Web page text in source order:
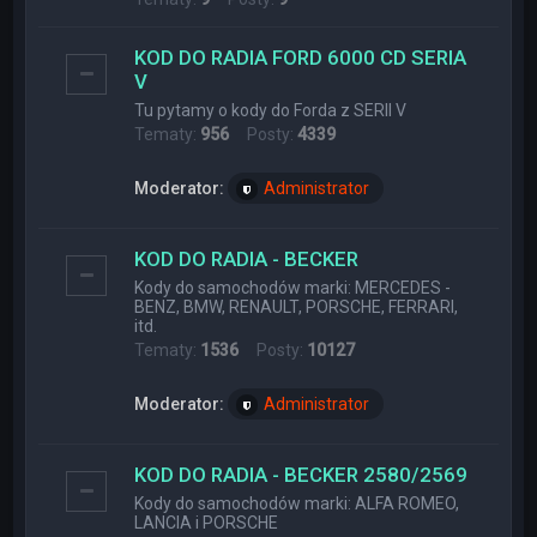
KOD DO RADIA FORD 6000 CD SERIA
V
Tu pytamy o kody do Forda z SERII V
Tematy: 956 Posty:4339
Moderator: Administrator
KOD DO RADIA - BECKER
Kody do samochodów marki: MERCEDES -
BENZ, BMW, RENAULT, PORSCHE, FERRARI,
itd.
Tematy: 1536 Posty: 10127
Moderator: Administrator
KOD DO RADIA - BECKER 2580/2569
Kody do samochodów marki: ALFA ROMEO,
LANCIA i PORSCHE